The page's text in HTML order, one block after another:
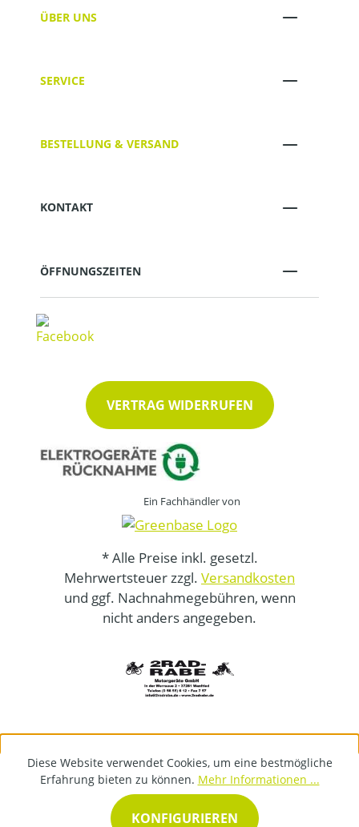
ÜBER UNS
SERVICE
BESTELLUNG & VERSAND
KONTAKT
ÖFFNUNGSZEITEN
VERTRAG WIDERRUFEN
Ein Fachhändler von
* Alle Preise inkl. gesetzl.
Mehrwertsteuer zzgl. Versandkosten
und ggf. Nachnahmegebühren, wenn
nicht anders angegeben.
Diese Website verwendet Cookies, um eine bestmögliche
Erfahrung bieten zu können. Mehr Informationen ...
KONFIGURIEREN